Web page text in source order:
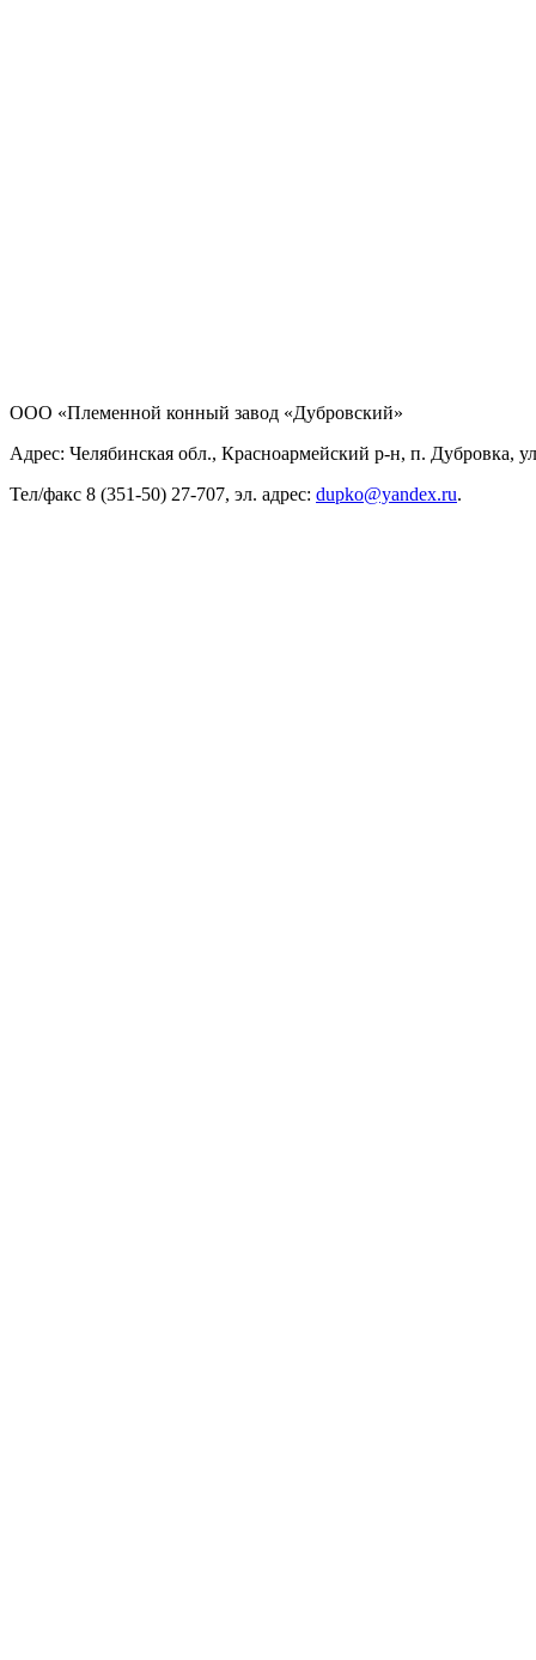
ООО «Племенной конный завод «Дубровский»
Адрес: Челябинская обл., Красноармейский р-н, п. Дубровка,
Тел/факс 8 (351-50) 27-707, эл. адрес: dupko@yandex.ru.